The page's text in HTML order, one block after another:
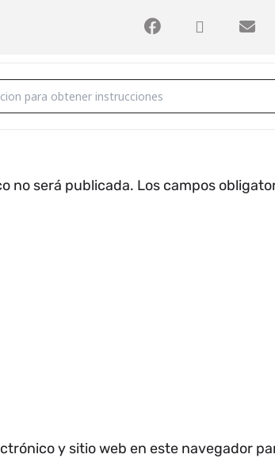
no será publicada. Los campos
y sitio web en este navegador